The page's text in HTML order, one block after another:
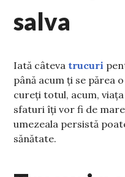
salva
Iată câteva trucuri
până acum ți se părea
cureți totul, acum,
sfaturi îți vor fi de
umezeala persistă
sănătate.